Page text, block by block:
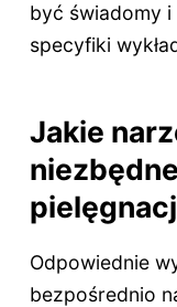
być świadomy
specyfiki
Jakie
Odpowiednie
bezpośrednio